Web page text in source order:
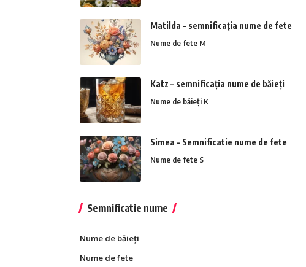
Matilda – semnificația nume de fete
Nume de fete M
Katz – semnificația nume de băieți
Nume de băieți K
Simea – Semnificatie nume de fete
Nume de fete S
Semnificatie nume
Nume de băieți
Nume de fete